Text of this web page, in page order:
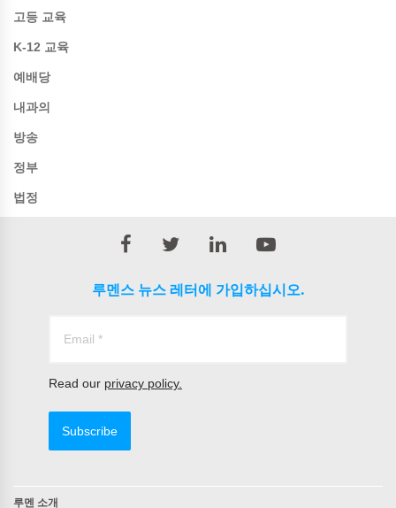
고등 교육
K-12 교육
예배당
내과의
방송
정부
법정
루멘스 뉴스 레터에 가입하십시오.
Read our privacy policy.
Subscribe
루멘 소개